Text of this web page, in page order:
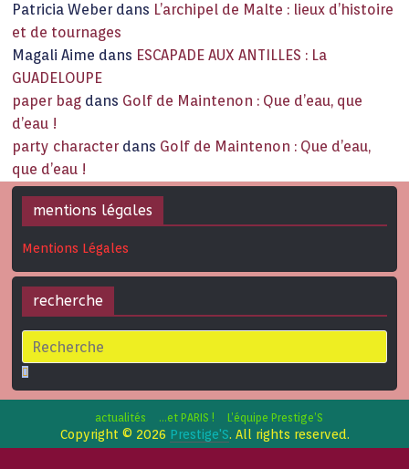
Patricia Weber dans L’archipel de Malte : lieux d’histoire
et de tournages
Magali Aime dans ESCAPADE AUX ANTILLES : La
GUADELOUPE
paper bag dans Golf de Maintenon : Que d’eau, que
d’eau !
party character dans Golf de Maintenon : Que d’eau,
que d’eau !
mentions légales
Mentions Légales
recherche
actualités …et PARIS ! L’équipe Prestige’S
Copyright © 2026 Prestige'S. All rights reserved.